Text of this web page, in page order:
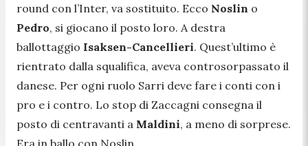
round con l’Inter, va sostituito. Ecco Noslin o
Pedro, si giocano il posto loro. A destra
ballottaggio Isaksen-Cancellieri. Quest’ultimo è
rientrato dalla squalifica, aveva controsorpassato il
danese. Per ogni ruolo Sarri deve fare i conti con i
pro e i contro. Lo stop di Zaccagni consegna il
posto di centravanti a Maldini, a meno di sorprese.
Era in ballo con Noslin.